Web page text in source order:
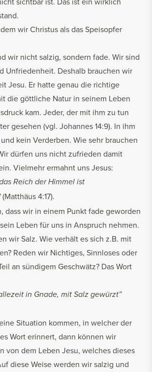
wir Christus als das Speisopfer
wir nicht salzig, sondern fade. Wir sind
Unfriedenheit. Deshalb brauchen wir
Jesu. Er hatte genau die richtige
die göttliche Natur in seinem Leben
kam. Jeder, der mit ihm zu tun
gesehen (vgl. Johannes 14:9). In ihm
kein Verderben. Wie sehr brauchen
dürfen uns nicht zufrieden damit
Vielmehr ermahnt uns Jesus:
Reich der Himmel ist
(Matthäus 4:17).
dass wir in einem Punkt fade geworden
Leben für uns in Anspruch nehmen.
wir Salz. Wie verhält es sich z.B. mit
Reden wir Nichtiges, Sinnloses oder
an sündigem Geschwätz? Das Wort
in Gnade, mit Salz gewürzt”
Situation kommen, in welcher der
Wort erinnert, dann können wir
von dem Leben Jesu, welches dieses
diese Weise werden wir salzig und